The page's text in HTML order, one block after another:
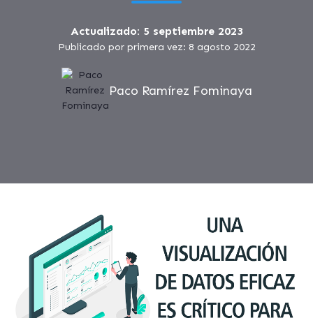
Actualizado: 5 septiembre 2023
Publicado por primera vez: 8 agosto 2022
Paco Ramírez Fominaya